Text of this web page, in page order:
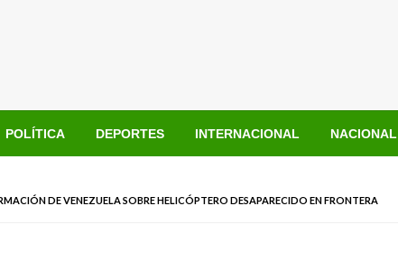
POLÍTICA DEPORTES INTERNACIONAL NACIONAL
DE VENEZUELA SOBRE HELICÓPTERO DESAPARECIDO EN FRONTERA